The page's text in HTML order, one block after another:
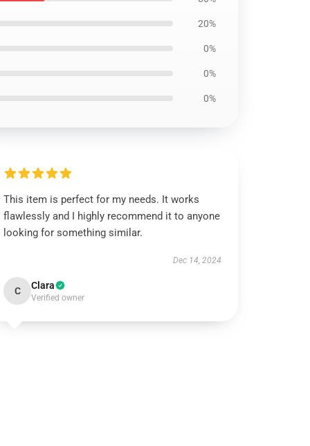
20%
0%
0%
0%
This item is perfect for my needs. It works
flawlessly and I highly recommend it to anyone
looking for something similar.
Dec 14, 2024
C Clara
Verified owner